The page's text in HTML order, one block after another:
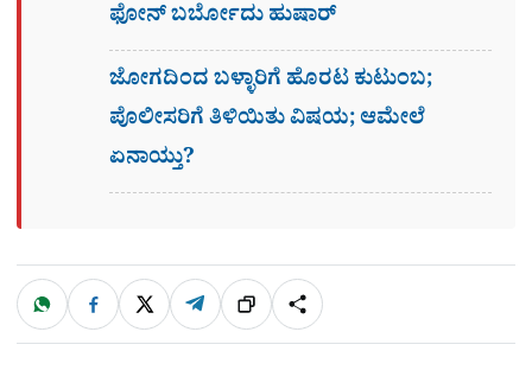
ಫೋನ್​ ಬರ್ಬೋದು ಹುಷಾರ್​​
ಜೋಗದಿಂದ ಬಳ್ಳಾರಿಗೆ ಹೊರಟ ಕುಟುಂಬ;
ಪೊಲೀಸರಿಗೆ ತಿಳಿಯಿತು ವಿಷಯ; ಆಮೇಲೆ
ಏನಾಯ್ತು?
ಹಂಚಿಕೊಳ್ಳಿ
W
a
t
F
c
e
X T
l
e
ಲಿಂ
ಕ್
S
h